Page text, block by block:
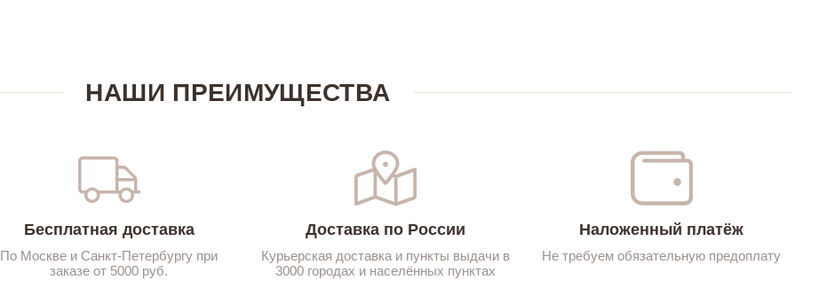
НАШИ ПРЕИМУЩЕСТВА
Бесплатная доставка
По Москве и Санкт-Петербургу при
заказе от 5000 руб.
Доставка по России
Курьерская доставка и пункты выдачи в
3000 городах и населённых пунктах
Наложенный платёж
Не требуем обязательную предоплату